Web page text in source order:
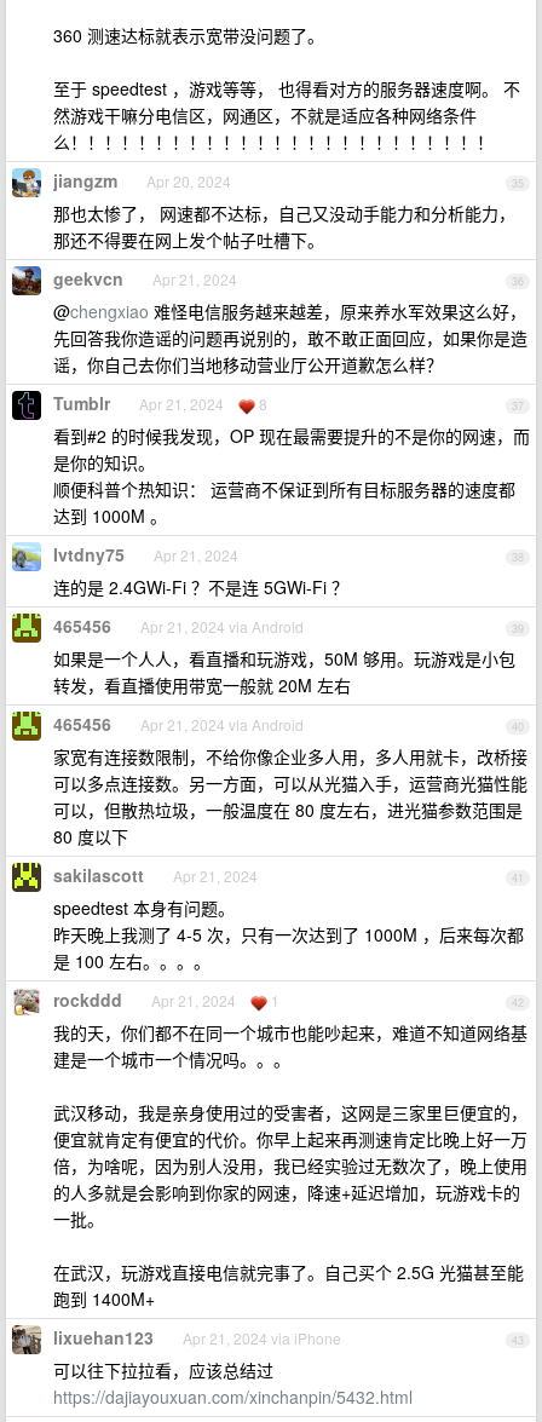
360 测速达标就表示宽带没问题了。
至于 speedtest ，游戏等等， 也得看对方的服务器速度啊。 不
然游戏干嘛分电信区，网通区，不就是适应各种网络条件
么！！！！！！！！！！！！！！！！！！！！！！！！！
35
jiangzm Apr 20, 2024
那也太惨了， 网速都不达标，自己又没动手能力和分析能力，
那还不得要在网上发个帖子吐槽下。
36
geekvcn Apr 21, 2024
@chengxiao 难怪电信服务越来越差，原来养水军效果这么好，
先回答我你造谣的问题再说别的，敢不敢正面回应，如果你是造
谣，你自己去你们当地移动营业厅公开道歉怎么样？
37
Tumblr Apr 21, 2024 8
看到#2 的时候我发现，OP 现在最需要提升的不是你的网速，而
是你的知识。
顺便科普个热知识： 运营商不保证到所有目标服务器的速度都
达到 1000M 。
38
Ivtdny75 Apr 21, 2024
连的是 2.4GWi-Fi ？不是连 5GWi-Fi ？
39
465456 Apr 21, 2024 via Android
如果是一个人人，看直播和玩游戏，50M 够用。玩游戏是小包
转发，看直播使用带宽一般就 20M 左右
40
465456 Apr 21, 2024 via Android
家宽有连接数限制，不给你像企业多人用，多人用就卡，改桥接
可以多点连接数。另一方面，可以从光猫入手，运营商光猫性能
可以，但散热垃圾，一般温度在 80 度左右，进光猫参数范围是
80 度以下
41
sakilascott Apr 21, 2024
speedtest 本身有问题。
昨天晚上我测了 4-5 次，只有一次达到了 1000M ，后来每次都
是 100 左右。。。。
42
rockddd Apr 21, 2024 1
我的天，你们都不在同一个城市也能吵起来，难道不知道网络基
建是一个城市一个情况吗。。。
武汉移动，我是亲身使用过的受害者，这网是三家里巨便宜的，
便宜就肯定有便宜的代价。你早上起来再测速肯定比晚上好一万
倍，为啥呢，因为别人没用，我已经实验过无数次了，晚上使用
的人多就是会影响到你家的网速，降速+延迟增加，玩游戏卡的
一批。
在武汉，玩游戏直接电信就完事了。自己买个 2.5G 光猫甚至能
跑到 1400M+
43
lixuehan123 Apr 21, 2024 via iPhone
可以往下拉拉看，应该总结过
https://dajiayouxuan.com/xinchanpin/5432.html